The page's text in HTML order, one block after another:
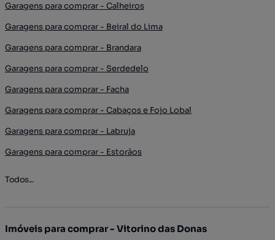
Garagens para comprar - Calheiros
Garagens para comprar - Beiral do Lima
Garagens para comprar - Brandara
Garagens para comprar - Serdedelo
Garagens para comprar - Facha
Garagens para comprar - Cabaços e Fojo Lobal
Garagens para comprar - Labruja
Garagens para comprar - Estorãos
Todos...
Imóveis para comprar - Vitorino das Donas